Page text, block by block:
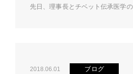
先日、理事長とチベット伝承医
2018.06.01 ブログ